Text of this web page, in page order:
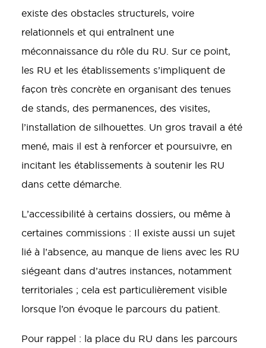
existe des obstacles structurels, voire
relationnels et qui entraînent une
méconnaissance du rôle du RU. Sur ce point,
les RU et les établissements s’impliquent de
façon très concrète en organisant des tenues
de stands, des permanences, des visites,
l’installation de silhouettes. Un gros travail a été
mené, mais il est à renforcer et poursuivre, en
incitant les établissements à soutenir les RU
dans cette démarche.
L’accessibilité à certains dossiers, ou même à
certaines commissions : Il existe aussi un sujet
lié à l’absence, au manque de liens avec les RU
siégeant dans d’autres instances, notamment
territoriales ; cela est particulièrement visible
lorsque l’on évoque le parcours du patient.
Pour rappel : la place du RU dans les parcours